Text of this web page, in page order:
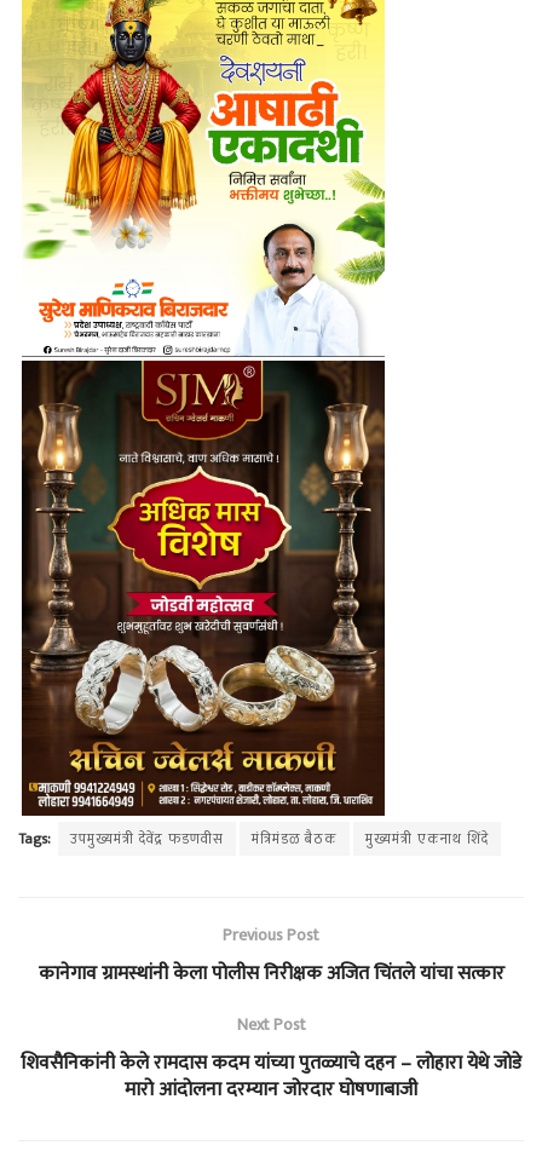
Tags: उपमुख्यमंत्री देवेंद्र फडणवीस मंत्रिमंडळ बैठक मुख्यमंत्री एकनाथ शिंदे
Previous Post
कानेगाव ग्रामस्थांनी केला पोलीस निरीक्षक अजित चिंतले यांचा सत्कार
Next Post
शिवसैनिकांनी केले रामदास कदम यांच्या पुतळ्याचे दहन – लोहारा येथे जोडे
मारो आंदोलना दरम्यान जोरदार घोषणाबाजी